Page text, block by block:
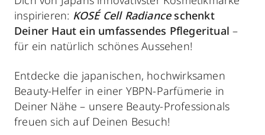
inspirieren: KOSÉ Cell Radianceschenkt
Deiner Haut ein umfassendes Pflegeritual–
für ein natürlich schönes Aussehen!
Entdecke die japanischen, hochwirksamen
Beauty-Helfer in einer YBPN-Parfümerie in
Deiner Nähe – unsere Beauty-Professionals
freuen sich auf Deinen Besuch!